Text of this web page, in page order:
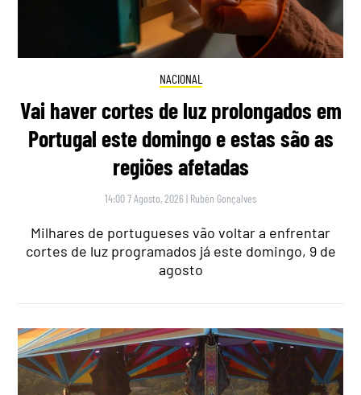
NACIONAL
Vai haver cortes de luz prolongados em
Portugal este domingo e estas são as
regiões afetadas
14:00 7 Agosto, 2026 | Rubén Gonçalves
Milhares de portugueses vão voltar a enfrentar
cortes de luz programados já este domingo, 9 de
agosto